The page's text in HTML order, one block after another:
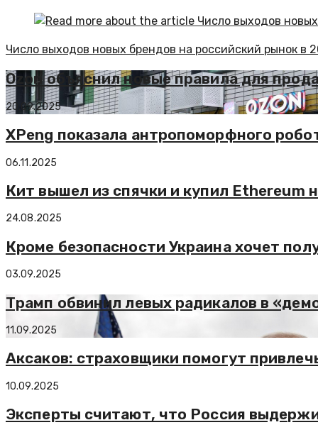
Число выходов новых брендов на российский рынок в
Ozon объяснил новые правила для
20.09.2025
XPeng показала антропоморфного
06.11.2025
Кит вышел из спячки и купил Ethereum
24.08.2025
Кроме безопасности Украина хочет
03.09.2025
Трамп обвинил левых радикалов в
11.09.2025
Аксаков: страховщики помогут
10.09.2025
Эксперты считают, что Россия